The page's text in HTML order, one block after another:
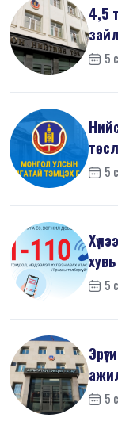
4,5
5
5
5
5